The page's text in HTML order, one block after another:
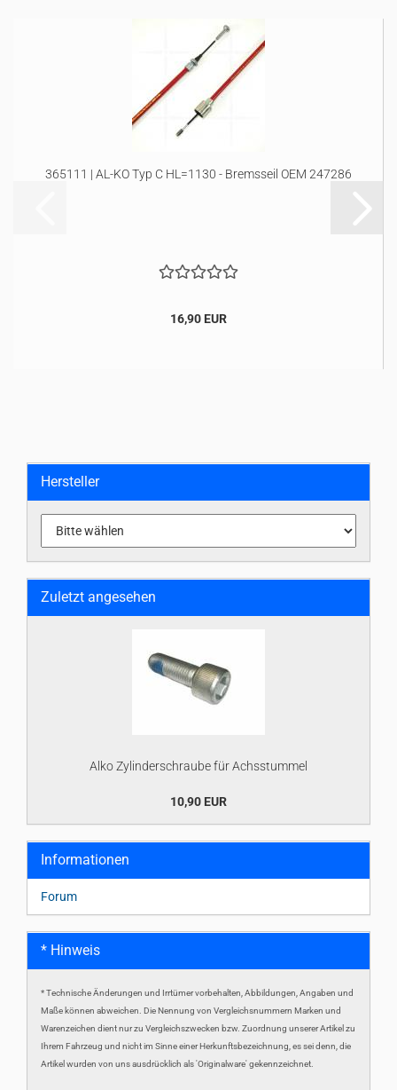
365111 | AL-KO Typ C HL=1130 - Bremsseil OEM 247286
16,90 EUR
Hersteller
Zuletzt angesehen
Alko Zylinderschraube für Achsstummel
10,90 EUR
Informationen
Forum
* Hinweis
* Technische Änderungen und Irrtümer vorbehalten, Abbildungen, Angaben und
Maße können abweichen. Die Nennung von Vergleichsnummern Marken und
Warenzeichen dient nur zu Vergleichszwecken bzw. Zuordnung unserer Artikel zu
Ihrem Fahrzeug und nicht im Sinne einer Herkunftsbezeichnung, es sei denn, die
Artikel wurden von uns ausdrücklich als 'Originalware' gekennzeichnet.